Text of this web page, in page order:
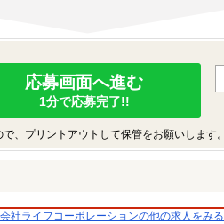
応募画面へ進む
1分で応募完了!!
、プリントアウトして保管をお願いします。
社ライフコーポレーションの他の求人をみる